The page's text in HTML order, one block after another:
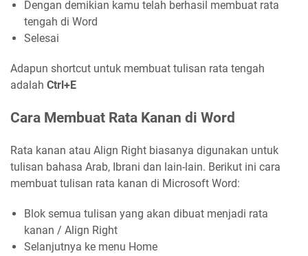
Dengan demikian kamu telah berhasil membuat rata
tengah di Word
Selesai
Adapun shortcut untuk membuat tulisan rata tengah
adalah Ctrl+E
Cara Membuat Rata Kanan di Word
Rata kanan atau Align Right biasanya digunakan untuk
tulisan bahasa Arab, Ibrani dan lain-lain. Berikut ini cara
membuat tulisan rata kanan di Microsoft Word:
Blok semua tulisan yang akan dibuat menjadi rata
kanan / Align Right
Selanjutnya ke menu Home